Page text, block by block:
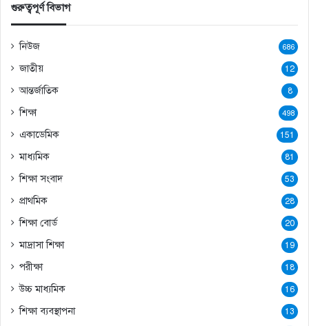
গুরুত্বপূর্ণ বিভাগ
নিউজ 686
জাতীয় 12
আন্তর্জাতিক 8
শিক্ষা 498
একাডেমিক 151
মাধ্যমিক 81
শিক্ষা সংবাদ 53
প্রাথমিক 28
শিক্ষা বোর্ড 20
মাদ্রাসা শিক্ষা 19
পরীক্ষা 18
উচ্চ মাধ্যমিক 16
শিক্ষা ব্যবস্থাপনা 13